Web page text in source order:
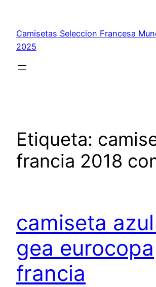
contenido
Camisetas Seleccion Francesa
2025
Etiqueta:
francia 2018
camiseta
gea eurocopa
francia